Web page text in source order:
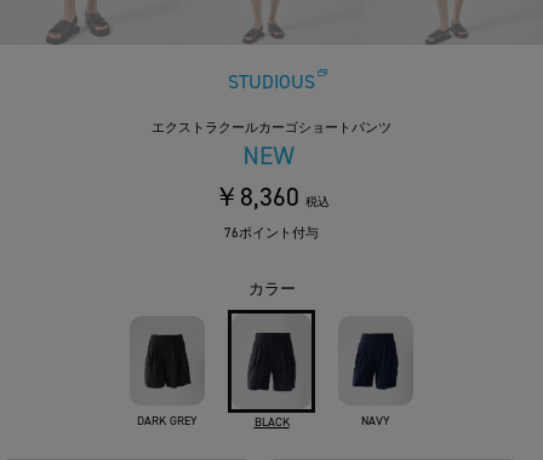
STUDIOUS
エクストラクールカーゴショートパンツ
￥8,360 税込
76ポイント付与
カラー
DARK GREY BLACK NAVY